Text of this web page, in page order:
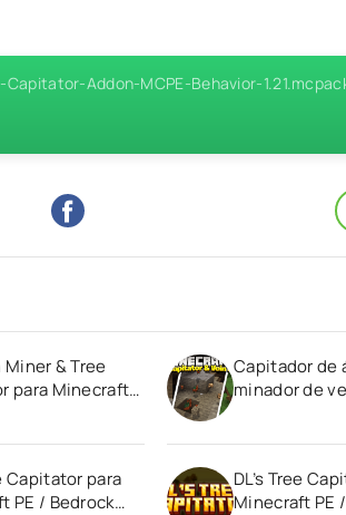
Addon-MCPE-Behavior-
Miner & Tree
para Minecraft
Capitador de
minador de
Capitator para
PE / Bedrock
DL’s Tree
Minecraft PE